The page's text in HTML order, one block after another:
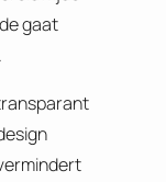
gaat